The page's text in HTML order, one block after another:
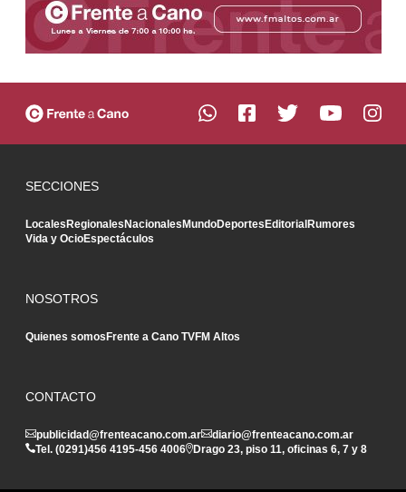
SECCIONES
LocalesRegionalesNacionalesMundoDeportesEditorialRumores
Vida y OcioEspectáculos
NOSOTROS
Quienes somosFrente a Cano TVFM Altos
CONTACTO
publicidad@frenteacano.com.ar
diario@frenteacano.com.ar
Tel. (0291)456 4195-456 4006 Drago 23, piso 11, oficinas 6, 7 y 8